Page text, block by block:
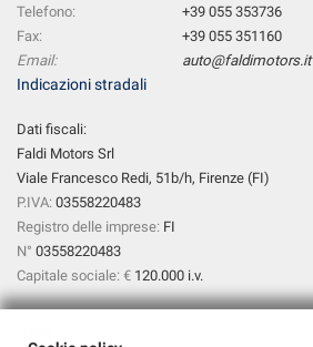
Telefono:
+39 055 353736
Fax:
+39 055 351160
Email:
auto@faldimotors.it
Indicazioni stradali
Dati fiscali:
Faldi Motors Srl
Viale Francesco Redi, 51b/h, Firenze (FI)
P.IVA: 03558220483
Registro delle imprese: FI
N° 03558220483
Capitale sociale: € 120.000 i.v.